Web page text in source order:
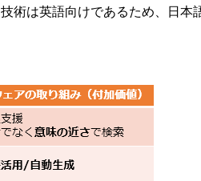
術は英語向けであるため、日本